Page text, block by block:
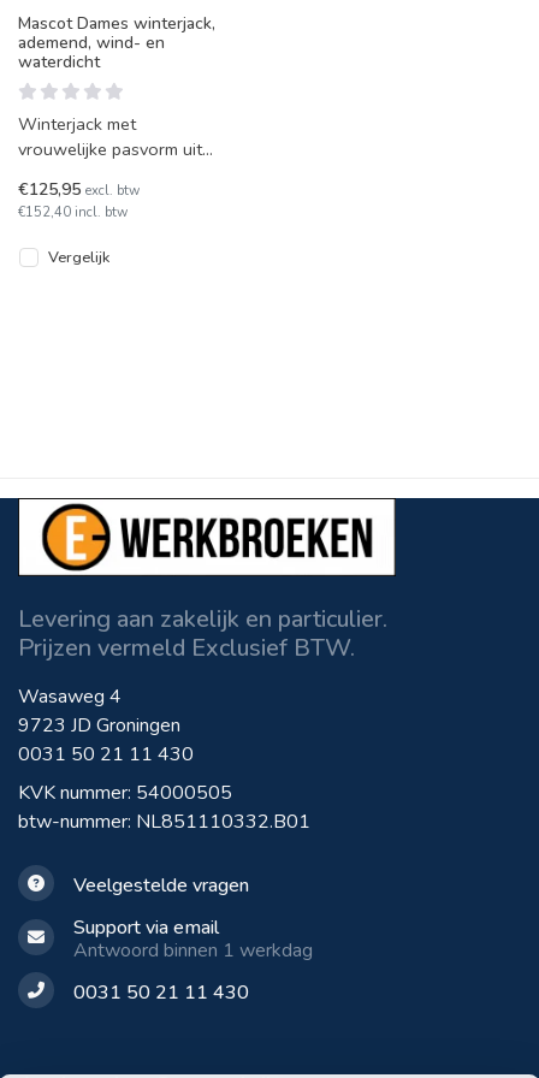
Mascot Dames winterjack,
ademend, wind- en
waterdicht
Winterjack met
vrouwelijke pasvorm uit
Mascot. Gecertificeerd
met normeringen
€125,95 excl. btw
€152,40 incl. btw
Vergelijk
Levering aan zakelijk en particulier.
Prijzen vermeld Exclusief BTW.
Wasaweg 4
9723 JD Groningen
0031 50 21 11 430
KVK nummer: 54000505
btw-nummer: NL851110332.B01
Veelgestelde vragen
Support via email
Antwoord binnen 1 werkdag
0031 50 21 11 430